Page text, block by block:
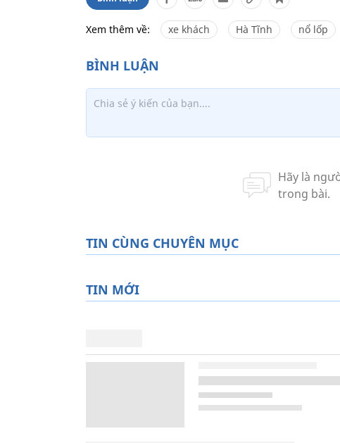
Xem thêm về: xe khách Hà Tĩnh nổ lốp
TIN CÙNG CHUYÊN MỤC
TIN MỚI